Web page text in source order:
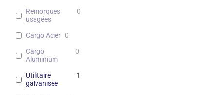
Remorques
usagées
0
Cargo Acier 0
Cargo
Aluminium
0
Utilitaire
galvanisée
1